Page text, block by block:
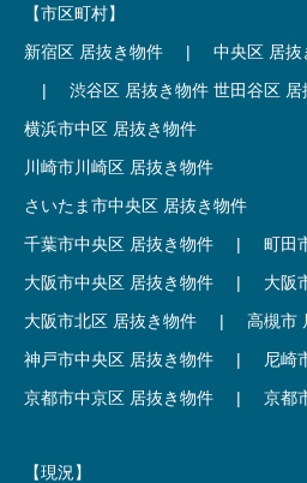
【市区町村】
新宿区 居抜き物件
| 中央区 居抜
|
渋谷区 居抜き物件 世田谷区 居
横浜市中区 居抜き物件
川崎市川崎区 居抜き物件
さいたま市中央区 居抜き物件
千葉市中央区 居抜き物件
|
町田
大阪市中央区 居抜き物件
|
大阪
大阪市北区 居抜き物件
|
高槻市
神戸市中央区 居抜き物件
|
尼崎
京都市中京区 居抜き物件
| 京都
【現況】